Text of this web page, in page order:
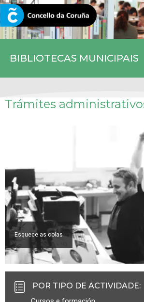
BIBLIOTECAS MUNICIPAIS
CORUNA.GAL
Trámites
Esquece as colas
POR TIPO DE ACTIVIDADE: